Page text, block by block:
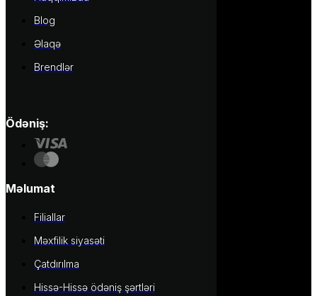
Blog
Əlaqə
Brendlər
Ödəniş:
Məlumat
Filiallar
Məxfilik siyasəti
Çatdırılma
Hissə-Hissə ödəniş şərtləri